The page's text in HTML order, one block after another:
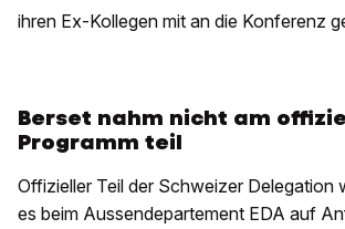
ihren Ex-Kollegen mit an die Konferenz
Berset nahm nicht am
Programm teil
Offizieller Teil der Schweizer Delegation
es beim Aussendepartement EDA auf